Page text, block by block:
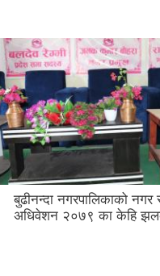
बुढीनन्दा नगरपालिकाको नगर
अधिवेशन २०७९ का केहि